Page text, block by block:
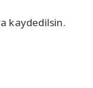
kaydedilsin.